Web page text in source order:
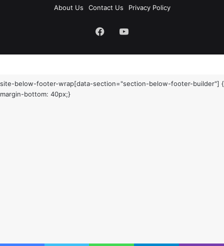
About Us
Contact Us Privacy Policy
FacebookYouTube
site-below-footer-wrap[data-section="section-below-footer-builder"] {
margin-bottom: 40px;}